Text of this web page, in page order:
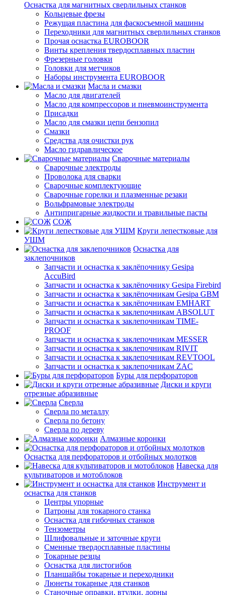
Оснастка для магнитных сверлильных станков
Кольцевые фрезы
Режущая пластина для фаскосъемной машины
Переходники для магнитных сверлильных станков
Прочая оснастка EUROBOOR
Винты крепления твердосплавных пластин
Фрезерные головки
Головки для метчиков
Наборы инструмента EUROBOOR
Масла и смазки
Масло для двигателей
Масло для компрессоров и пневмоинструмента
Присадки
Масло для смазки цепи бензопил
Смазки
Средства для очистки рук
Масло гидравлическое
Сварочные материалы
Сварочные электроды
Проволока для сварки
Сварочные комплектующие
Сварочные горелки и плазменные резаки
Вольфрамовые электроды
Антипригарные жидкости и травильные пасты
СОЖ
Круги лепестковые для
УШМ
Оснастка для
заклепочников
Запчасти и оснастка к заклёпочнику Gesipa
AccuBird
Запчасти и оснастка к заклёпочнику Gesipa Firebird
Запчасти и оснастка к заклёпочникам Gesipa GBM
Запчасти и оснастка к заклёпочникам EMHART
Запчасти и оснастка к заклепочникам ABSOLUT
Запчасти и оснастка к заклепочникам TIME-
PROOF
Запчасти и оснастка к заклепочникам MESSER
Запчасти и оснастка к заклепочникам RIVIT
Запчасти и оснастка к заклепочникам REVTOOL
Запчасти и оснастка к заклепочникам ZAC
Буры для перфораторов
Диски и круги
отрезные абразивные
Сверла
Сверла по металлу
Сверла по бетону
Сверла по дереву
Алмазные коронки
Оснастка для перфораторов и отбойных молотков
Навеска для
культиваторов и мотоблоков
Инструмент и
оснастка для станков
Центры упорные
Патроны для токарного станка
Оснастка для гибочных станков
Тензометры
Шлифовальные и заточные круги
Сменные твердосплавные пластины
Токарные резцы
Оснастка для листогибов
Планшайбы токарные и переходники
Люнеты токарные для станков
Станочные оправки, втулки, дорны